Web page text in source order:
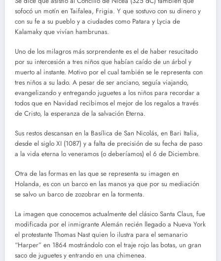
sofocó un motín en Taifalea, Frigia. Y que sostuvo con su dinero y
con su fe a su pueblo y a ciudades como Patara y Lycia de
Kalamaky que vivían hambrunas.
Uno de los milagros más sorprendente es el de haber resucitado
por su intercesión a tres niños que habían caído de un árbol y
muerto al instante. Motivo por el cual también se le representa con
tres niños a su lado. A pesar de ser anciano, seguía viajando,
evangelizando y entregando juguetes a los niños para recordar a
todos que en Navidad recibimos el mejor de los regalos a través
de Cristo, la esperanza de la salvación Eterna.
Sus restos descansan en la Basílica de San Nicolás, en Bari Italia,
desde el siglo XI (1087) y a falta de precisión de su fecha de paso
a la vida eterna lo veneramos (o deberíamos) el 6 de Diciembre.
Otra de las formas en las que se representa su imagen en
Holanda, es con un barco en las manos ya que por su mediación
se salvo un barco de zozobrar en la tormenta.
La imagen que conocemos actualmente del clásico Santa Claus, fue
modificada por el inmigrante Alemán recién llegado a Nueva York
el protestante Thomas Nast quien lo ilustra para el semanario
“Harper” en 1864 mostrándolo con el traje rojo las botas, un gran
saco de juguetes y entrando en una chimenea.